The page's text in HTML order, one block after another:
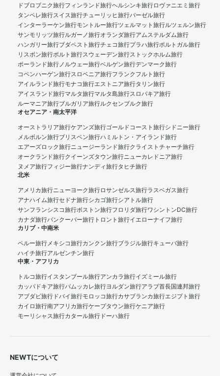
ドブロブニク旅行フィンランド旅行ヘルシンキ旅行ロヴァニエミ旅行
タンペレ旅行スイス旅行チューリッヒ旅行バーゼル旅行
インターラーケン旅行モントルー旅行ツェルマット旅行ルツェルン旅行
サンモリッツ旅行ルガーノ旅行オランダ旅行アムステルダム旅行
ハンガリー旅行ブダペスト旅行チェコ旅行プラハ旅行ポルトガル旅行
リスボン旅行ポルト旅行スウェーデン旅行ストックホルム旅行
ポーランド旅行ノルウェー旅行ベルゲン旅行デンマーク旅行
コペンハーゲン旅行スロベニア旅行フランクフルト旅行
アイルランド旅行モナコ旅行エストニア旅行タリン旅行
アイスランド旅行マルタ旅行マルタ島旅行スロバキア旅行
ルーマニア旅行ブルガリア旅行ルクセンブルク旅行
オセアニア・南太平洋
オーストラリア旅行ケアンズ旅行ゴールドコースト旅行シドニー旅行
メルボルン旅行ブリスベン旅行ハミルトン・アイランド旅行
エアーズロック旅行ニュージーランド旅行クライストチャーチ旅行
オークランド旅行クイーンズタウン旅行ニューカレドニア旅行
ヌメア旅行フィジー旅行ナンディ旅行タヒチ旅行
北米
アメリカ旅行ニューヨーク旅行ロサンゼルス旅行ラスベガス旅行
アナハイム旅行セドナ旅行シカゴ旅行シアトル旅行
サンフランシスコ旅行ボストン旅行フロリダ旅行ワシントンDC旅行
カナダ旅行バンクーバー旅行 トロント旅行イエローナイフ旅行
カリブ・中南米
ペルー旅行メキシコ旅行カンクン旅行ブラジル旅行キューバ旅行
ハイチ旅行アルゼンチン旅行
中東・アフリカ
トルコ旅行イスタンブール旅行アンカラ旅行イズミール旅行
カッパドキア旅行パムッカレ旅行ヨルダン旅行アラブ首長国連邦旅行
アブダビ旅行 ドバイ旅行モロッコ旅行カサブランカ旅行エジプト旅行
カイロ旅行南アフリカ旅行ケープタウン旅行ケニア旅行
モーリシャス旅行カタール旅行 ドーハ旅行
NEWTについて